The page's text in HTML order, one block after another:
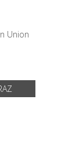
Union